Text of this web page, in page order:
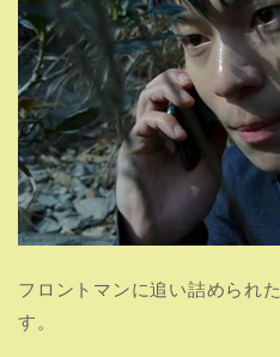
フロントマンに追い詰められ
す。